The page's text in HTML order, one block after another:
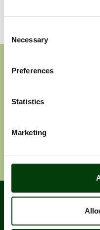
Selection
Necessary
Preferences
Statistics
Marketing
Prenumerera
Ange e-post adress